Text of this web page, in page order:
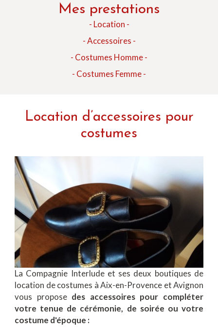
Mes prestations
- Location -
- Accessoires -
- Costumes Homme -
- Costumes Femme -
Location d’accessoires pour
costumes
La Compagnie Interlude et ses deux boutiques de
location de costumes à Aix-en-Provence et Avignon
vous proposedes accessoires pour compléter
votre tenue de cérémonie, de soirée ou votre
costume d'époque :